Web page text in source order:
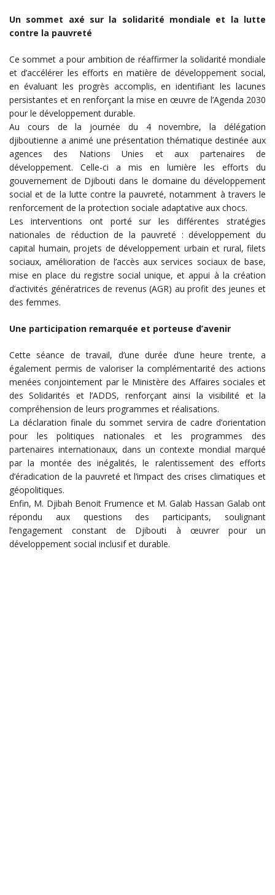
Un sommet axé sur la solidarité mondiale et la lutte
contre la pauvreté
Ce sommet a pour ambition de réaffirmer la solidarité mondiale
et d’accélérer les efforts en matière de développement social,
en évaluant les progrès accomplis, en identifiant les lacunes
persistantes et en renforçant la mise en œuvre de l’Agenda 2030
pour le développement durable.
Au cours de la journée du 4 novembre, la délégation
djiboutienne a animé une présentation thématique destinée aux
agences des Nations Unies et aux partenaires de
développement. Celle-ci a mis en lumière les efforts du
gouvernement de Djibouti dans le domaine du développement
social et de la lutte contre la pauvreté, notamment à travers le
renforcement de la protection sociale adaptative aux chocs.
Les interventions ont porté sur les différentes stratégies
nationales de réduction de la pauvreté : développement du
capital humain, projets de développement urbain et rural, filets
sociaux, amélioration de l’accès aux services sociaux de base,
mise en place du registre social unique, et appui à la création
d’activités génératrices de revenus (AGR) au profit des jeunes et
des femmes.
Une participation remarquée et porteuse d’avenir
Cette séance de travail, d’une durée d’une heure trente, a
également permis de valoriser la complémentarité des actions
menées conjointement par le Ministère des Affaires sociales et
des Solidarités et l’ADDS, renforçant ainsi la visibilité et la
compréhension de leurs programmes et réalisations.
La déclaration finale du sommet servira de cadre d’orientation
pour les politiques nationales et les programmes des
partenaires internationaux, dans un contexte mondial marqué
par la montée des inégalités, le ralentissement des efforts
d’éradication de la pauvreté et l’impact des crises climatiques et
géopolitiques.
Enfin, M. Djibah Benoit Frumence et M. Galab Hassan Galab ont
répondu aux questions des participants, soulignant
l’engagement constant de Djibouti à œuvrer pour un
développement social inclusif et durable.